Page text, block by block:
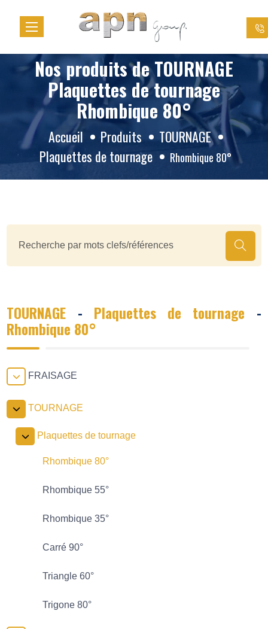
Nos produits de TOURNAGE
Plaquettes de tournage
Rhombique 80°
Accueil Produits
TOURNAGE
Plaquettes de tournage
Rhombique 80°
TOURNAGE - Plaquettes de tournage -
Rhombique 80°
FRAISAGE
TOURNAGE
Plaquettes de tournage
Rhombique 80°
Rhombique 55°
Rhombique 35°
Carré 90°
Triangle 60°
Trigone 80°